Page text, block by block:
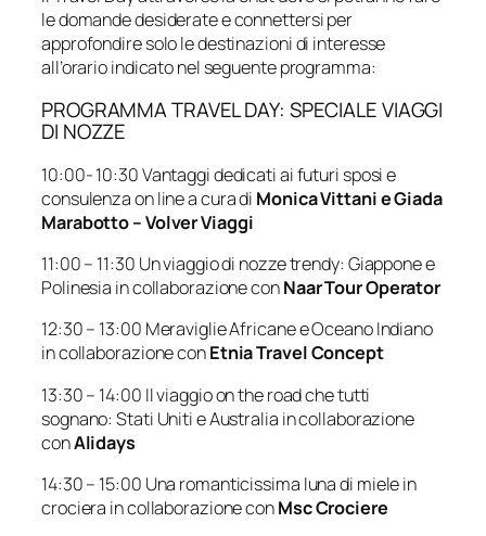
le domande desiderate e connettersi per
approfondire solo le destinazioni di interesse
all’orario indicato nel seguente programma:
PROGRAMMA TRAVEL DAY: SPECIALE VIAGGI
DI NOZZE
10:00- 10:30 Vantaggi dedicati ai futuri sposi e
consulenza on line a cura di Monica Vittani e Giada
Marabotto – Volver Viaggi
11:00 – 11:30 Un viaggio di nozze trendy: Giappone e
Polinesia in collaborazione conNaar Tour Operator
12:30 – 13:00 Meraviglie Africane e Oceano Indiano
in collaborazione conEtnia Travel Concept
13:30 – 14:00 Il viaggio on the road che tutti
sognano: Stati Uniti e Australia in collaborazione
conAlidays
14:30 – 15:00 Una romanticissima luna di miele in
crociera in collaborazione conMsc Crociere